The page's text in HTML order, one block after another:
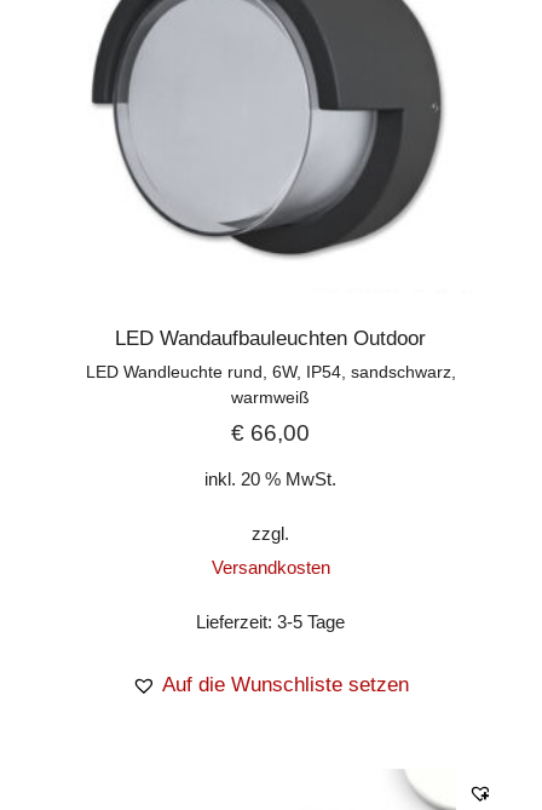
LED Wandaufbauleuchten Outdoor
LED Wandleuchte rund, 6W, IP54, sandschwarz,
warmweiß
€ 66,00
inkl. 20 % MwSt.
zzgl.
Versandkosten
Lieferzeit:3-5 Tage
Auf die Wunschliste setzen